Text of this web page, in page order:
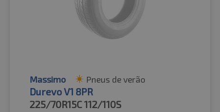
Massimo Pneus de verão
Durevo V1 8PR
225/70R15C112/110S